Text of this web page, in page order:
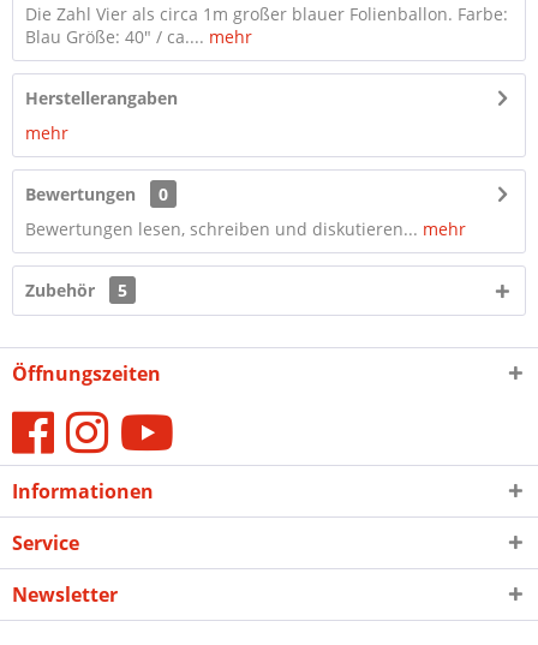
Die Zahl Vier als circa 1m großer blauer Folienballon. Farbe:
Blau Größe: 40" / ca.... mehr
Herstellerangaben
mehr
Bewertungen
0
Bewertungen lesen, schreiben und diskutieren... mehr
Zubehör 5
Öffnungszeiten
Informationen
Service
Newsletter